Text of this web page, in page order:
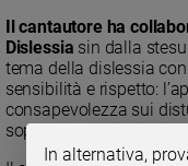
del
giorno
Società
e
valori
Il cantautore ha
Dislessia sin dalla
tema della dislessia
sensibilità e rispetto:
consapevolezza sui
soprattutto fra i più
In alternativa,